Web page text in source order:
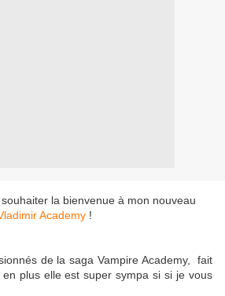
la bienvenue à mon nouveau
Academy !
de la saga Vampire Academy, fait
plus elle est super sympa si si je vous